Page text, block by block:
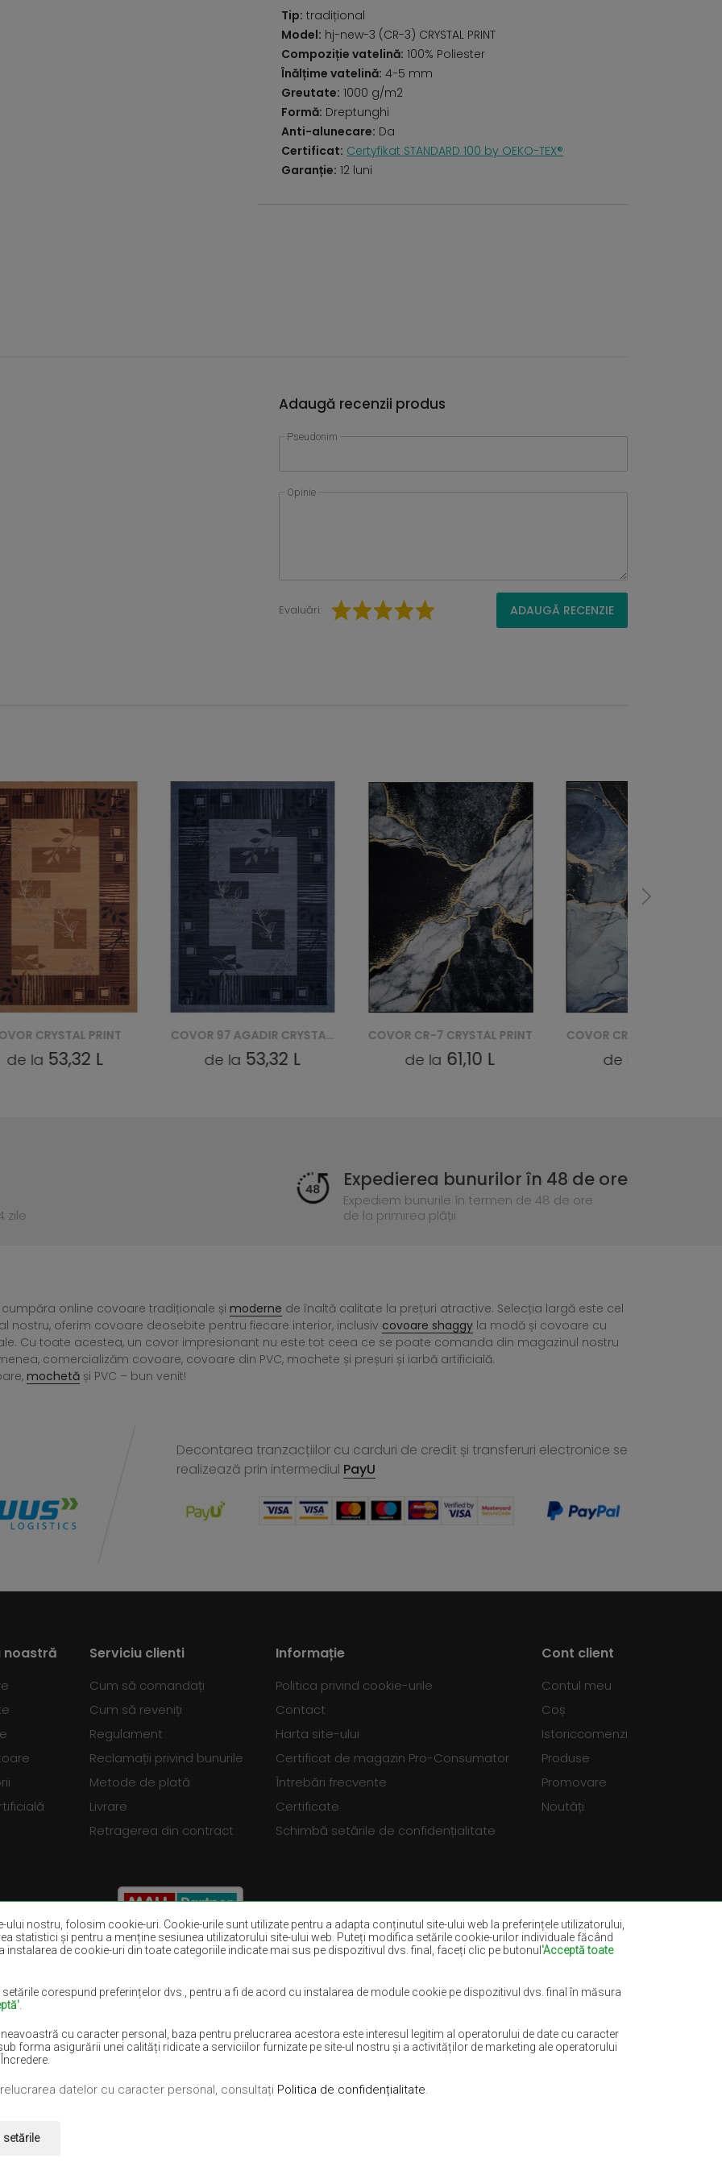
ului nostru, folosim cookie-uri. Cookie-urile sunt utilizate pentru a adapta conținutul site-ului web la preferințele utilizatorului,
statistici și pentru a menține sesiunea utilizatorului site-ului web. Puteți modifica setările cookie-urilor individuale făcând
de cookie-uri din toate categoriile indicate mai sus pe dispozitivul dvs. final, faceți clic pe butonul 'Acceptă toate
setările corespund preferințelor dvs., pentru a fi de acord cu instalarea de module cookie pe dispozitivul dvs. final în măsura
cu caracter personal, baza pentru prelucrarea acestora este interesul legitim al operatorului de date cu caracter
forma asigurării unei calități ridicate a serviciilor furnizate pe site-ul nostru și a activităților de marketing ale operatorului
datelor cu caracter personal, consultați Politica de confidențialitate.
setările
Tip: tradițional
Model: hj-new-3 (CR-3) CRYSTAL PRINT
Compoziție vatelină: 100% Poliester
Înălțime vatelină: 4-5 mm
Greutate: 1000 g/m2
Formă: Dreptunghi
Anti-alunecare: Da
Certificat: Certyfikat STANDARD 100 by OEKO-TEX®
Garanție: 12 luni
Adaugă recenzii produs
Pseudonim
Opinie
Evaluări: ADAUGĂ RECENZIE
PRINT
53,32 L
COVOR 97 AGADIR CRYSTAL PRINT
de la53,32 L
COVOR CR-7 CRYSTAL PRINT
de la61,10 L
COVOR CR-6 CRYSTAL PRINT
de la61,10 L
zile
Expedierea bunurilor în 48 de ore
Expediem bunurile în termen de 48 de ore
de la primirea plății
cumpăra online covoare tradiționale și moderne de înaltă calitate la prețuri atractive. Selecția largă este cel
nostru, oferim covoare deosebite pentru fiecare interior, inclusiv covoare shaggy la modă și covoare cu
Cu toate acestea, un covor impresionant nu este tot ceea ce se poate comanda din magazinul nostru
comercializăm covoare, covoare din PVC, mochete și preșuri și iarbă artificială.
mochetă și PVC – bun venit!
Decontarea tranzacțiilor cu carduri de credit și transferuri electronice se
realizează prin intermediul PayU
noastră Serviciu clienti
Cum să comandați
Cum să reveniți
Regulament
Reclamații privind bunurile
Metode de plată
Livrare
Retragerea din contract
Informație
Politica privind cookie-urile
Contact
Harta site-ului
Certificat de magazin Pro-Consumator
Întrebări frecvente
Certificate
Schimbă setările de confidențialitate
Cont client
Contul meu
Coș
Istoriccomenzi
Produse
Promovare
Noutăți
Covoare violet Covoare albastru marin
Covoare maro-deschis
Covoare roz Covoare gri
Covoare teracotă